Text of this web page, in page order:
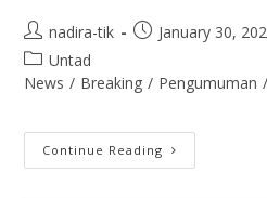
nadira-tik
January 30,
Untad
News / Breaking / Pengumuman /
Continue Reading